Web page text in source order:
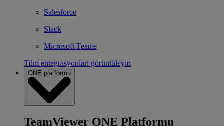
Salesforce
Slack
Microsoft Teams
Tüm entegrasyonları görüntüleyin
ONE platformu
TeamViewer ONE Platformu